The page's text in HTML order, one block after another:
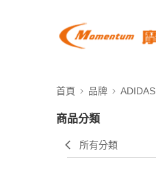
首頁 品牌 ADIDAS
商品分類
所有分類